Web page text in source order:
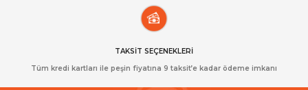
TAKSİT SEÇENEKLERİ
Tüm kredi kartları ile peşin fiyatına 9 taksit’e kadar ödeme imkanı